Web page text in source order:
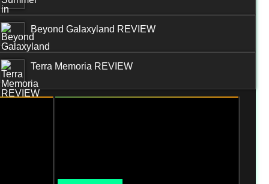
Beyond Galaxyland REVIEW
Terra Memoria REVIEW